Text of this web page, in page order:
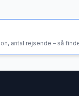
antal rejsende – så